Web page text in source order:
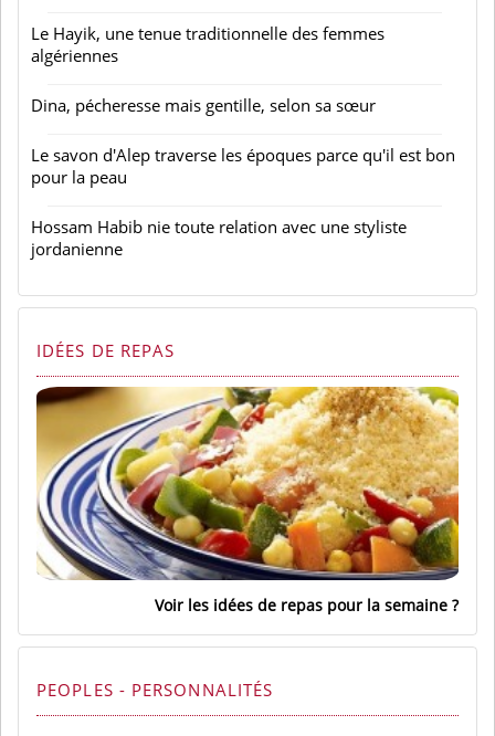
Le Hayik, une tenue traditionnelle des femmes
algériennes
Dina, pécheresse mais gentille, selon sa sœur
Le savon d'Alep traverse les époques parce qu'il est bon
pour la peau
Hossam Habib nie toute relation avec une styliste
jordanienne
IDÉES DE REPAS
Voir les idées de repas pour la semaine
PEOPLES - PERSONNALITÉS